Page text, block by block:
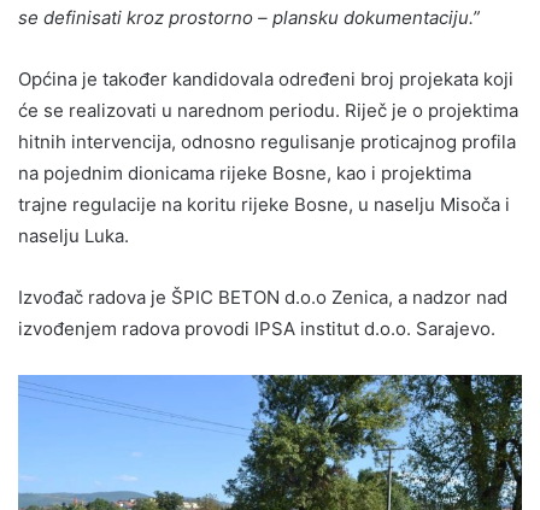
se definisati kroz prostorno – plansku dokumentaciju.”
Općina je također kandidovala određeni broj projekata koji
će se realizovati u narednom periodu. Riječ je o projektima
hitnih intervencija, odnosno regulisanje proticajnog profila
na pojednim dionicama rijeke Bosne, kao i projektima
trajne regulacije na koritu rijeke Bosne, u naselju Misoča i
naselju Luka.
Izvođač radova je ŠPIC BETON d.o.o Zenica, a nadzor nad
izvođenjem radova provodi IPSA institut d.o.o. Sarajevo.